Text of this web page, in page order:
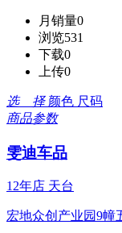
月销量0
浏览531
下载0
上传0
选 择 颜色 尺码
商品参数
雯迪车品
12年店 天台
宏地众创产业园9幢